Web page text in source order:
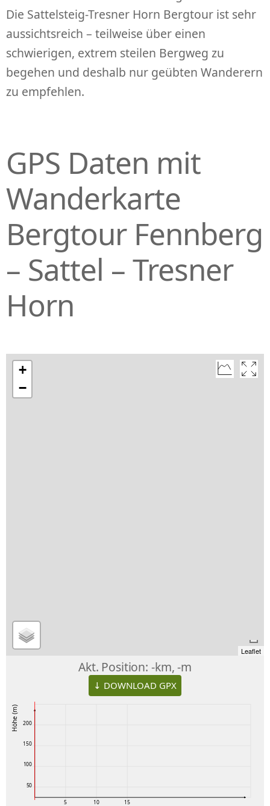
Die Sattelsteig-Tresner Horn Bergtour ist sehr
aussichtsreich – teilweise über einen
schwierigen, extrem steilen Bergweg zu
begehen und deshalb nur geübten Wanderern
zu empfehlen.
GPS Daten mit
Wanderkarte
Bergtour Fennberg
– Sattel – Tresner
Horn
+
−
Leaflet
Akt. Position: -km, -m
↓ DOWNLOAD GPX
50
100
150
200
5 10 15
Höhe (m)